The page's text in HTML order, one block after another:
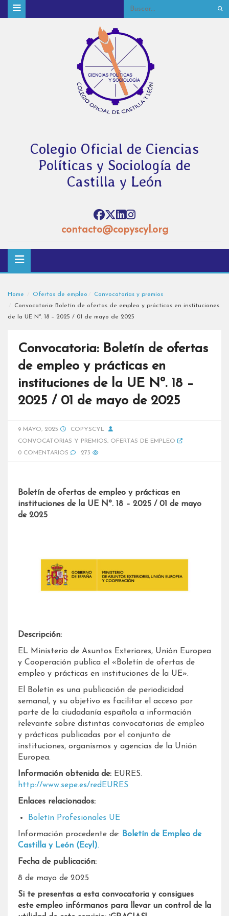
Colegio Oficial de Ciencias
Políticas y Sociología de
Castilla y León
contacto@copyscyl.org
Home Ofertas de empleo
Convocatorias y premios
Convocatoria: Boletín de ofertas de empleo y prácticas en instituciones
de la UE Nº. 18 – 2025 / 01 de mayo de 2025
Convocatoria: Boletín de ofertas
de empleo y prácticas en
instituciones de la UE Nº. 18 –
2025 / 01 de mayo de 2025
9 MAYO, 2025
COPYSCYL
CONVOCATORIAS Y PREMIOS, OFERTAS DE EMPLEO
0 COMENTARIOS
273
Boletín de ofertas de empleo y prácticas en
instituciones de la UE Nº. 18 – 2025 / 01 de mayo
de 2025
Descripción:
EL Ministerio de Asuntos Exteriores, Unión Europea
y Cooperación publica el «Boletín de ofertas de
empleo y prácticas en instituciones de la UE».
El Boletín es una publicación de periodicidad
semanal, y su objetivo es facilitar el acceso por
parte de la ciudadanía española a información
relevante sobre distintas convocatorias de empleo
y prácticas publicadas por el conjunto de
instituciones, organismos y agencias de la Unión
Europea.
Información obtenida de: EURES.
http://www.sepe.es/redEURES
Enlaces relacionados:
Boletín Profesionales UE
Información procedente de: Boletín de Empleo de
Castilla y León (Ecyl).
Fecha de publicación:
8 de mayo de 2025
Si te presentas a esta convocatoria y consigues
este empleo infórmanos para llevar un control de la